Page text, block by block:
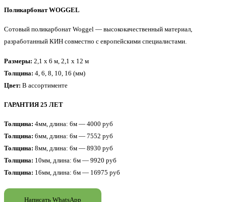
Поликарбонат WOGGEL
Сотовый поликарбонат Woggel — высококачественный материал,
разработанный КИН совместно с европейскими специалистами.
Размеры: 2,1 x 6 м, 2,1 x 12 м
Толщина: 4, 6, 8, 10, 16 (мм)
Цвет: В ассортименте
ГАРАНТИЯ 25 ЛЕТ
Толщина: 4мм, длина: 6м — 4000 руб
Толщина: 6мм, длина: 6м — 7552 руб
Толщина: 8мм, длина: 6м — 8930 руб
Толщина: 10мм, длина: 6м — 9920 руб
Толщина: 16мм, длина: 6м — 16975 руб
Написать WhatsApp